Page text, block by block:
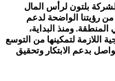
بلتون لرأس المال
رؤيتنا الواضحة لدعم
ومنذ البداية،
اللازمة لتمكينها من التوسع
بدعم الابتكار وتحقيق